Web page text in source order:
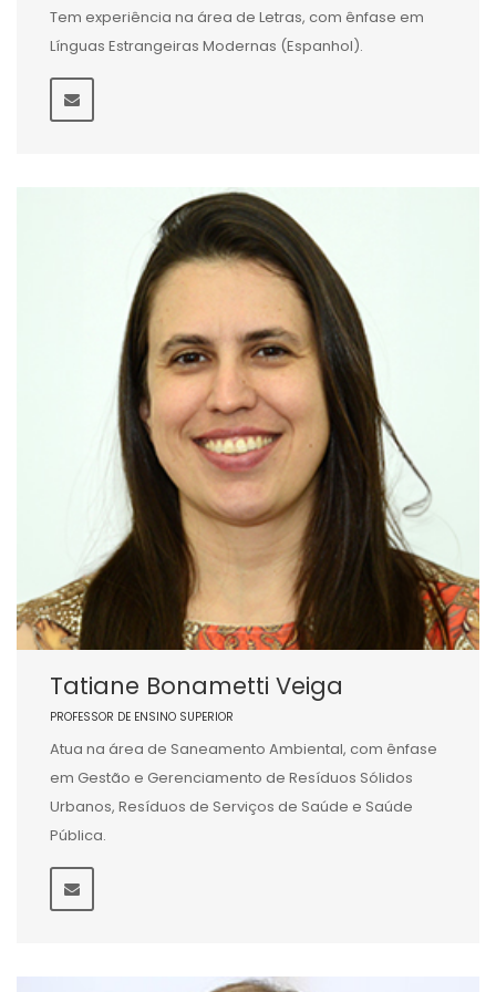
Tem experiência na área de Letras, com ênfase em
Línguas Estrangeiras Modernas (Espanhol).
Tatiane Bonametti Veiga
PROFESSOR DE ENSINO SUPERIOR
Atua na área de Saneamento Ambiental, com ênfase
em Gestão e Gerenciamento de Resíduos Sólidos
Urbanos, Resíduos de Serviços de Saúde e Saúde
Pública.